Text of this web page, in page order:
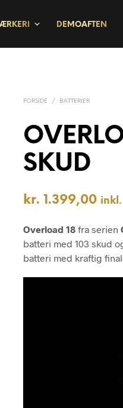
DEMOAFTEN
FORSIDE / BATTERIER
SKUD
kr. 1.399,00
Overload 18 fra serien
batteri med 103 skud
batteri med kraftig